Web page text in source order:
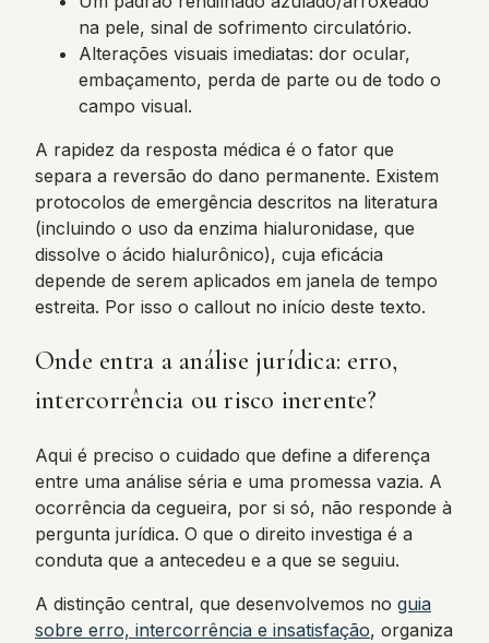
na pele, sinal de sofrimento circulatório.
Alterações visuais imediatas: dor ocular,
embaçamento, perda de parte ou de todo o
campo visual.
A rapidez da resposta médica é o fator que
separa a reversão do dano permanente. Existem
protocolos de emergência descritos na literatura
(incluindo o uso da enzima hialuronidase, que
dissolve o ácido hialurônico), cuja eficácia
depende de serem aplicados em janela de tempo
estreita. Por isso o callout no início deste texto.
Onde entra a análise jurídica: erro,
intercorrência ou risco inerente?
Aqui é preciso o cuidado que define a diferença
entre uma análise séria e uma promessa vazia. A
ocorrência da cegueira, por si só, não responde à
pergunta jurídica. O que o direito investiga é a
conduta que a antecedeu e a que se seguiu.
A distinção central, que desenvolvemos no guia
sobre erro, intercorrência e insatisfação, organiza